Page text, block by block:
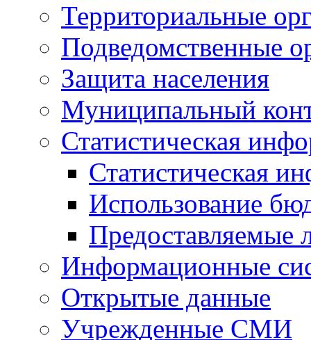
Территориальные
Подведомственные
Защита населения
Муниципальный
Статистическая
Статистическая
Использование
Предоставляемые
Информационные
Открытые данные
Учрежденные СМИ